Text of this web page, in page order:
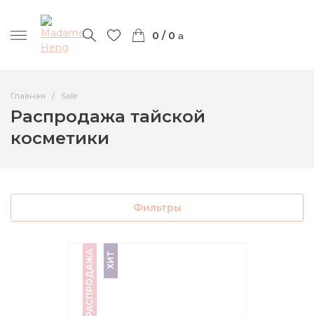
0 / 0
Главная Sale
Распродажа тайской
косметики
Фильтры
РАСПРОДАЖА ХИТ